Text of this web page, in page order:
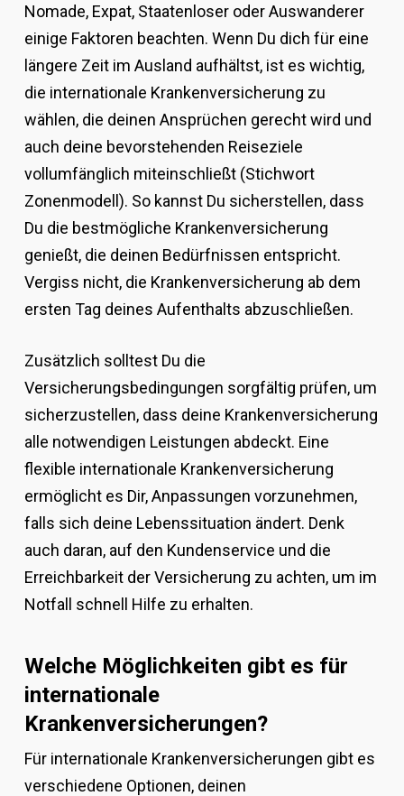
Nomade, Expat, Staatenloser oder Auswanderer
einige Faktoren beachten. Wenn Du dich für eine
längere Zeit im Ausland aufhältst, ist es wichtig,
die internationale Krankenversicherung zu
wählen, die deinen Ansprüchen gerecht wird und
auch deine bevorstehenden Reiseziele
vollumfänglich miteinschließt (Stichwort
Zonenmodell). So kannst Du sicherstellen, dass
Du die bestmögliche Krankenversicherung
genießt, die deinen Bedürfnissen entspricht.
Vergiss nicht, die Krankenversicherung ab dem
ersten Tag deines Aufenthalts abzuschließen.
Zusätzlich solltest Du die
Versicherungsbedingungen sorgfältig prüfen, um
sicherzustellen, dass deine Krankenversicherung
alle notwendigen Leistungen abdeckt. Eine
flexible internationale Krankenversicherung
ermöglicht es Dir, Anpassungen vorzunehmen,
falls sich deine Lebenssituation ändert. Denk
auch daran, auf den Kundenservice und die
Erreichbarkeit der Versicherung zu achten, um im
Notfall schnell Hilfe zu erhalten.
Welche Möglichkeiten gibt es für
internationale
Krankenversicherungen?
Für internationale Krankenversicherungen gibt es
verschiedene Optionen, deinen